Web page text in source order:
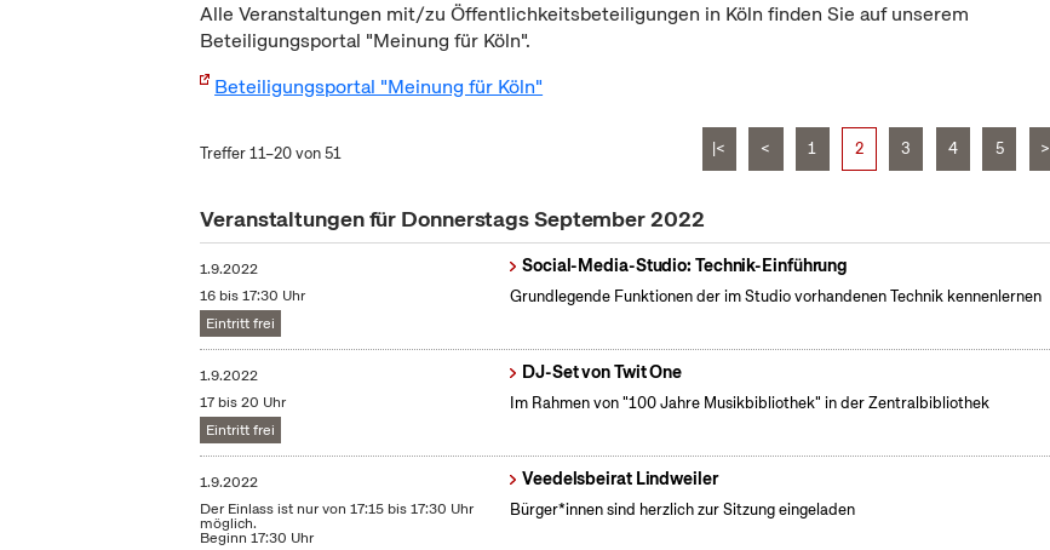
Alle Veranstaltungen mit/zu Öffentlichkeitsbeteiligungen in Köln finden Sie auf unserem
Beteiligungsportal "Meinung für Köln".
Beteiligungsportal "Meinung für Köln"
Treffer 11–20 von 51 |< < 1 2 3 4 5 >
Veranstaltungen für Donnerstags September 2022
1.9.2022
16 bis 17:30 Uhr
Eintritt frei
Social-Media-Studio: Technik-Einführung
Grundlegende Funktionen der im Studio vorhandenen Technik kennenlernen
1.9.2022
17 bis 20 Uhr
Eintritt frei
DJ-Set von Twit One
Im Rahmen von "100 Jahre Musikbibliothek" in der Zentralbibliothek
1.9.2022
Der Einlass ist nur von 17:15 bis 17:30 Uhr
möglich.
Beginn 17:30 Uhr
Veedelsbeirat Lindweiler
Bürger*innen sind herzlich zur Sitzung eingeladen